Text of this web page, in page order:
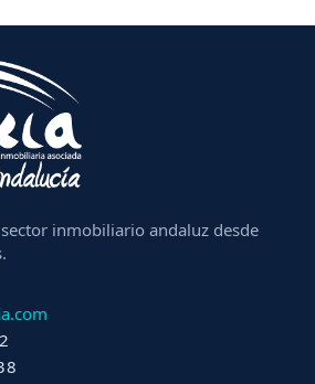
inmobiliario andaluz desde